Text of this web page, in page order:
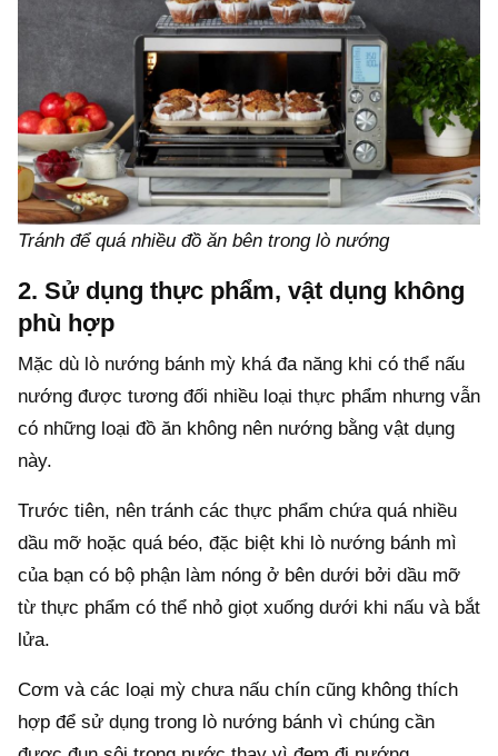
Tránh để quá nhiều đồ ăn bên trong lò nướng
2. Sử dụng thực phẩm, vật dụng không
phù hợp
Mặc dù lò nướng bánh mỳ khá đa năng khi có thể nấu
nướng được tương đối nhiều loại thực phẩm nhưng vẫn
có những loại đồ ăn không nên nướng bằng vật dụng
này.
Trước tiên, nên tránh các thực phẩm chứa quá nhiều
dầu mỡ hoặc quá béo, đặc biệt khi lò nướng bánh mì
của bạn có bộ phận làm nóng ở bên dưới bởi dầu mỡ
từ thực phẩm có thể nhỏ giọt xuống dưới khi nấu và bắt
lửa.
Cơm và các loại mỳ chưa nấu chín cũng không thích
hợp để sử dụng trong lò nướng bánh vì chúng cần